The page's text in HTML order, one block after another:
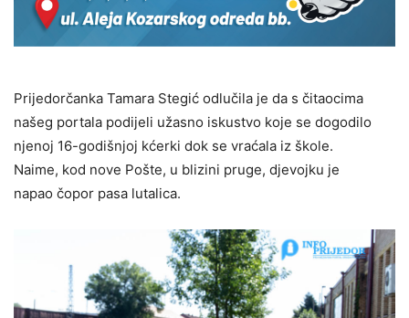
Prijedorčanka Tamara Stegić odlučila je da s čitaocima
našeg portala podijeli užasno iskustvo koje se dogodilo
njenoj 16-godišnjoj kćerki dok se vraćala iz škole.
Naime, kod nove Pošte, u blizini pruge, djevojku je
napao čopor pasa lutalica.